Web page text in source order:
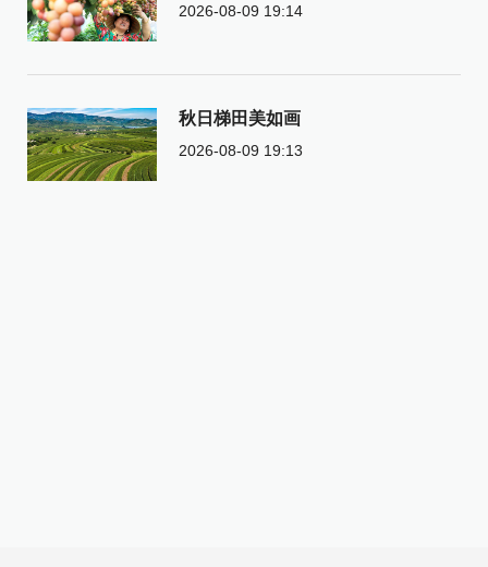
2026-08-09 19:14
秋日梯田美如画
2026-08-09 19:13